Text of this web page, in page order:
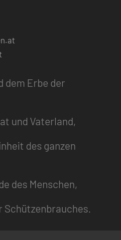
dem Erbe der
und Vaterland,
des ganzen
des Menschen,
Schützenbrauches.